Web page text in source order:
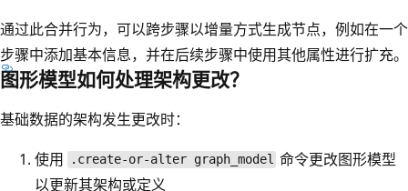
通过此合并行为，可以跨步骤以增量方式生成节点，例如在一个
步骤中添加基本信息，并在后续步骤中使用其他属性进行扩充。
图形模型如何处理架构更改？
基础数据的架构发生更改时：
使用
.create-or-alter graph_model 命令更改图形模型
以更新其架构或定义